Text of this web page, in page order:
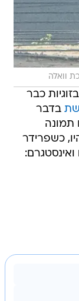
וואלה
שנמצאים בזוגיות כבר
בדבר
תמונה
כשפרידר